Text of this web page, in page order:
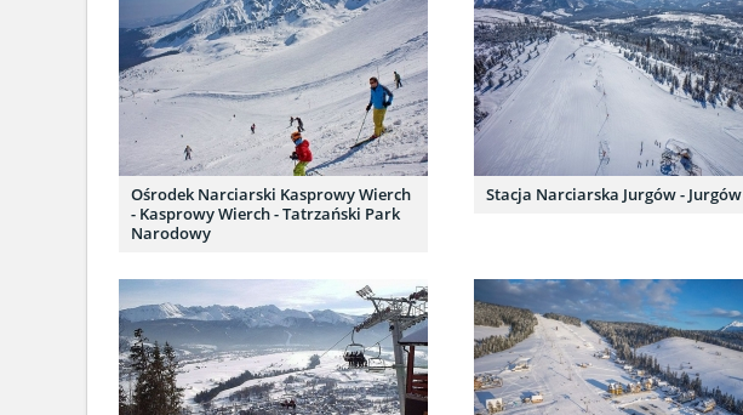
Ośrodek Narciarski Kasprowy Wierch
- Kasprowy Wierch - Tatrzański Park
Narodowy
Stacja Narciarska Jurgów - Jurgów